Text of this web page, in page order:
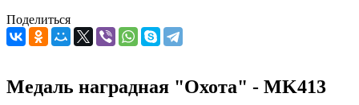
Поделиться
Медаль наградная "Охота" - MK413